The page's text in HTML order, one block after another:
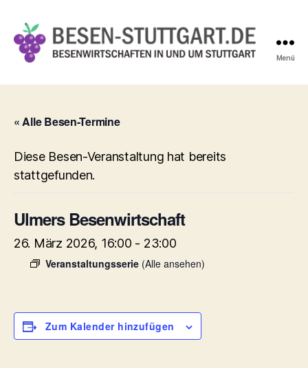
Stuttgart.de
Menü
« Alle Besen-Termine
Diese Besen-Veranstaltung hat bereits
stattgefunden.
Ulmers Besenwirtschaft
26. März 2026, 16:00 - 23:00
Veranstaltungsserie (Alle ansehen)
Zum Kalender hinzufügen